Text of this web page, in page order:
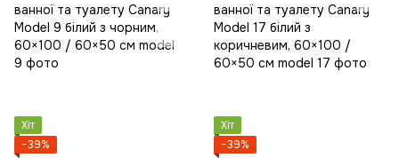
Хіт
−39%
Хіт
−39%